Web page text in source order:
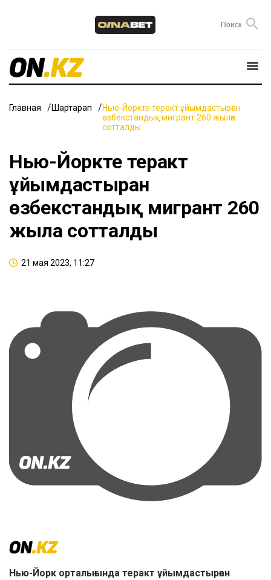
Главная Шартарап
Нью-Йоркте теракт ұйымдастырған
өзбекстандық мигрант 260 жылға
сотталды
Нью-Йоркте теракт
ұйымдастырған
өзбекстандық мигрант 260
жылға сотталды
21 мая 2023, 11:27
Нью-Йорк орталығында теракт ұйымдастырған